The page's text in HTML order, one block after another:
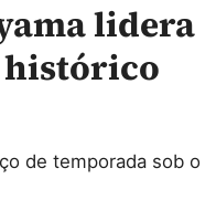
lidera
histórico
de temporada sob o